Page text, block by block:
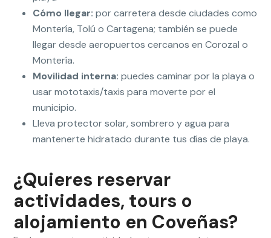
Cómo llegar: por carretera desde ciudades como
Montería, Tolú o Cartagena; también se puede
llegar desde aeropuertos cercanos en Corozal o
Montería.
Movilidad interna: puedes caminar por la playa o
usar mototaxis/taxis para moverte por el
municipio.
Lleva protector solar, sombrero y agua para
mantenerte hidratado durante tus días de playa.
¿Quieres reservar
actividades, tours o
alojamiento en Coveñas?